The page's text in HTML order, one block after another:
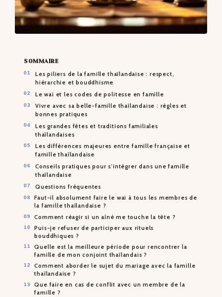
SOMMAIRE
Les piliers de la famille thaïlandaise : respect,
hiérarchie et bouddhisme
Le wai et les codes de politesse en famille
Vivre avec sa belle-famille thaïlandaise : règles et
bonnes pratiques
Les grandes fêtes et traditions familiales
thaïlandaises
Les différences majeures entre famille française et
famille thaïlandaise
Conseils pratiques pour s’intégrer dans une famille
thaïlandaise
Questions fréquentes
Faut-il absolument faire le wai à tous les membres de
la famille thaïlandaise ?
Comment réagir si un aîné me touche la tête ?
Puis-je refuser de participer aux rituels
bouddhiques ?
Quelle est la meilleure période pour rencontrer la
famille de mon conjoint thaïlandais ?
Comment aborder le sujet du mariage avec la famille
thaïlandaise ?
Que faire en cas de conflit avec un membre de la
famille ?